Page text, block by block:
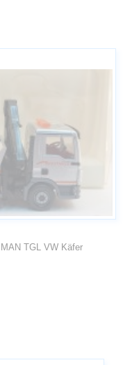
TGL VW Käfer